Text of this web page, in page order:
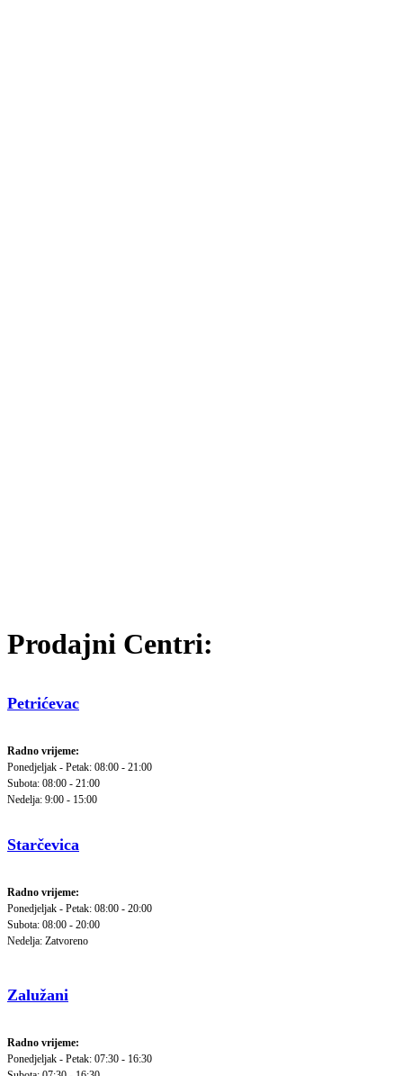
Prodajni Centri:
Petrićevac
Radno vrijeme:
Ponedjeljak - Petak: 08:00 - 21:00
Subota: 08:00 - 21:00
Nedelja: 9:00 - 15:00
Starčevica
Radno vrijeme:
Ponedjeljak - Petak: 08:00 - 20:00
Subota: 08:00 - 20:00
Nedelja: Zatvoreno
Zalužani
Radno vrijeme:
Ponedjeljak - Petak: 07:30 - 16:30